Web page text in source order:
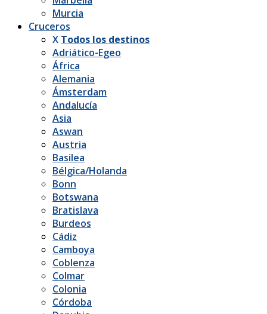
Murcia
Cruceros
X Todos los destinos
Adriático-Egeo
África
Alemania
Ámsterdam
Andalucía
Asia
Aswan
Austria
Basilea
Bélgica/Holanda
Bonn
Botswana
Bratislava
Burdeos
Cádiz
Camboya
Coblenza
Colmar
Colonia
Córdoba